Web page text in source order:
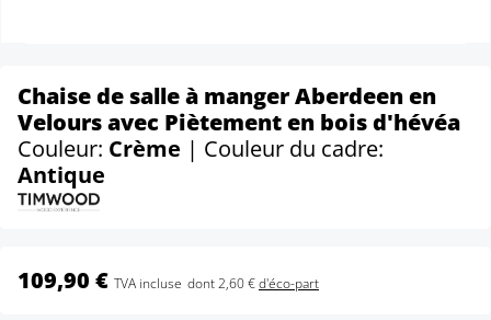
Chaise de salle à manger Aberdeen en
Velours avec Piètement en bois d'hévéa
Couleur: Crème | Couleur du cadre:
Antique
109,90 € TVA incluse dont 2,60 €d'éco-part